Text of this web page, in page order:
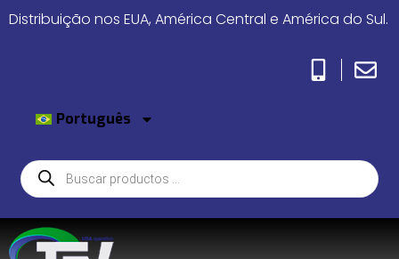
Distribuição nos EUA, América Central e América do Sul.
Português